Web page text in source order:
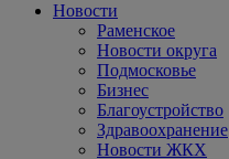
Новости
Раменское
Новости округа
Подмосковье
Бизнес
Благоустройство
Здравоохранение
Новости ЖКХ